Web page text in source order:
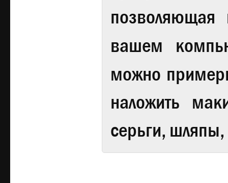
вашем
можно
наложить
серьги,